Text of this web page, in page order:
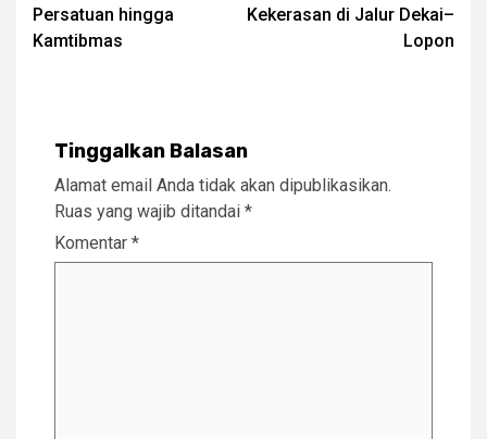
Persatuan hingga
Kamtibmas
Kekerasan di Jalur Dekai–
Lopon
Tinggalkan Balasan
Alamat email Anda tidak akan dipublikasikan.
Ruas yang wajib ditandai *
Komentar *